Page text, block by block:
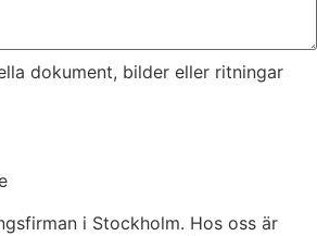
dokument, bilder eller ritningar
i Stockholm. Hos oss är